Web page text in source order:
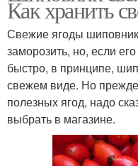
Как хранить
Свежие ягоды
заморозить, но, если
быстро, в принципе,
свежем виде. Но
полезных ягод, надо
выбрать в магазине.